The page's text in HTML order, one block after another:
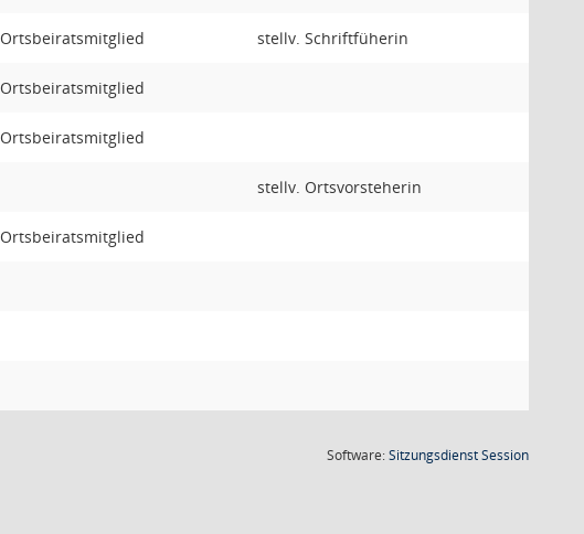
Ortsbeiratsmitglied stellv. Schriftfüherin
Ortsbeiratsmitglied
Ortsbeiratsmitglied
stellv. Ortsvorsteherin
Ortsbeiratsmitglied
Software:SitzungsdienstSession(Wird in